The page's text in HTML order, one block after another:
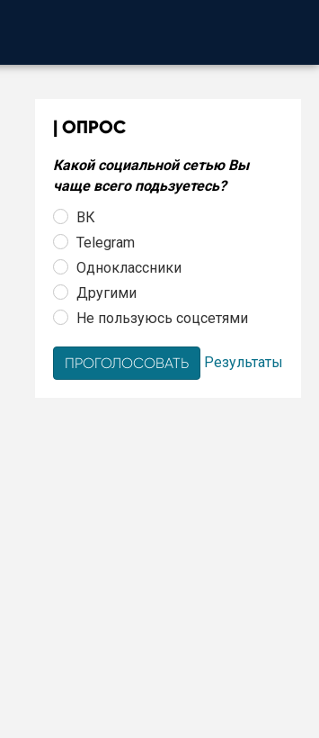
ОПРОС
Какой социальной сетью Вы
чаще всего подьзуетесь?
ВК
Telegram
Одноклассники
Другими
Не пользуюсь соцсетями
Результаты